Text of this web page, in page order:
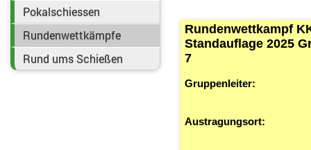
Rundenwettkampf
Standauflage 2025
7
Gruppenleiter:
Austragungsort:
Pokalschiessen
Rundenwettkämpfe
Rund ums Schießen